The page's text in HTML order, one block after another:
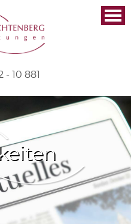
- 10 881